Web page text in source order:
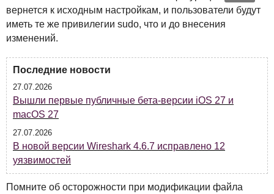
вернется к исходным настройкам, и пользователи будут
иметь те же привилегии sudo, что и до внесения
изменений.
Последние новости
27.07.2026
Вышли первые публичные бета-версии iOS 27 и
macOS 27
27.07.2026
В новой версии Wireshark 4.6.7 исправлено 12
уязвимостей
Помните об осторожности при модификации файла